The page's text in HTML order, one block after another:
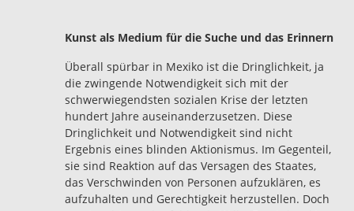
Kunst als Medium für die Suche und das Erinnern
Überall spürbar in Mexiko ist die Dringlichkeit, ja
die zwingende Notwendigkeit sich mit der
schwerwiegendsten sozialen Krise der letzten
hundert Jahre auseinanderzusetzen. Diese
Dringlichkeit und Notwendigkeit sind nicht
Ergebnis eines blinden Aktionismus. Im Gegenteil,
sie sind Reaktion auf das Versagen des Staates,
das Verschwinden von Personen aufzuklären, es
aufzuhalten und Gerechtigkeit herzustellen. Doch